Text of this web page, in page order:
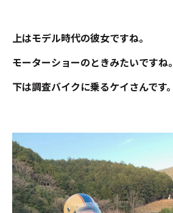
上はモデル時代の彼女ですね。
モーターショーのときみたいですね。
下は調査バイクに乗るケイさんです。